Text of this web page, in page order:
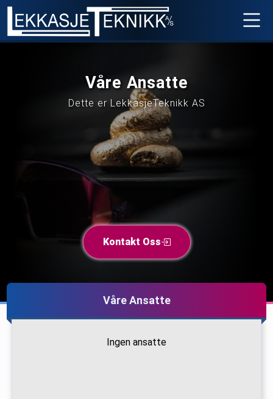
Våre Ansatte
Dette er LekkasjeTeknikk AS
Kontakt Oss
Våre Ansatte
Ingen ansatte